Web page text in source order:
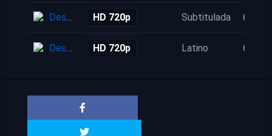
Descarga HD 720p Subtitulada 6 años
Descarga HD 720p Latino 6 años